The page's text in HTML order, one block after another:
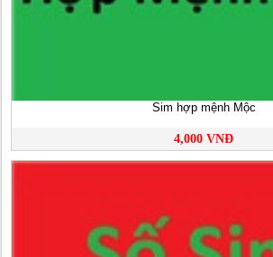
Sim hợp mệnh Mộc
4,000 VNĐ